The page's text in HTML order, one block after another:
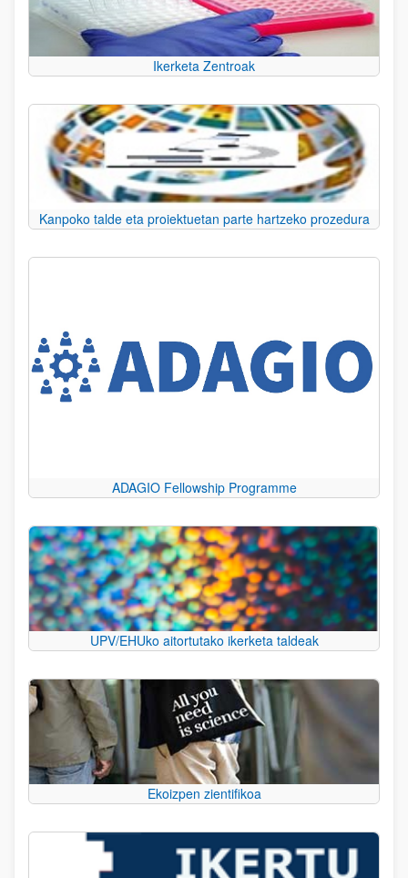
Ikerketa Zentroak
Kanpoko talde eta proiektuetan parte hartzeko prozedura
ADAGIO Fellowship Programme
UPV/EHUko aitortutako ikerketa taldeak
Ekoizpen zientifikoa